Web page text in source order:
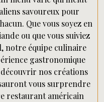
savoureux pour
Que vous soyez en
ou que vous suiviez
notre équipe culinaire
gastronomique
découvrir nos créations
vous surprendre
restaurant américain